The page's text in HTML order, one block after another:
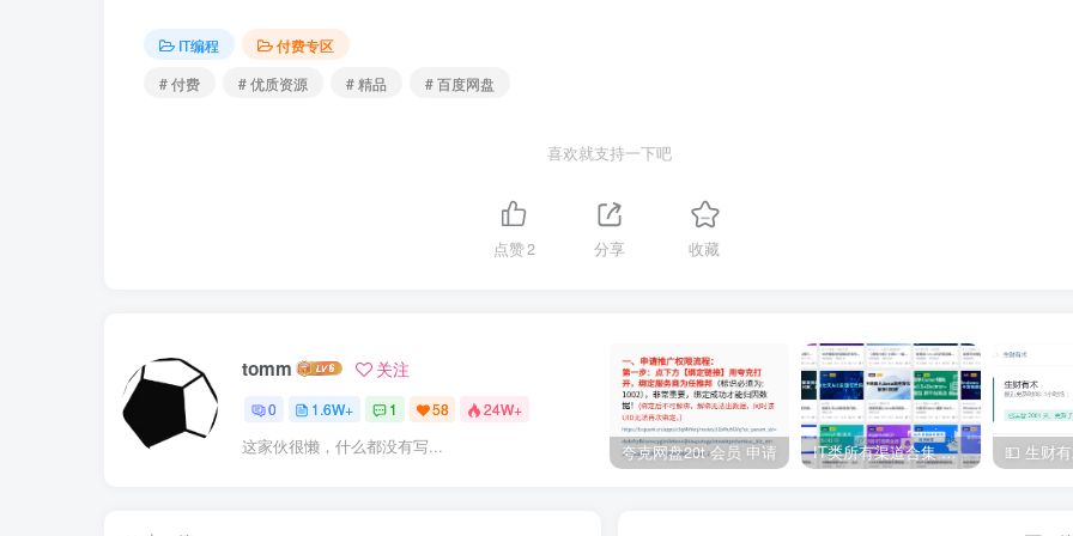
IT编程
付费专区
# 付费
# 优质资源 # 精品 # 百度网盘
喜欢就支持一下吧
点赞2 分享 收藏
tomm 关注
0 1.6W+ 1 58 24W+
这家伙很懒，什么都没有写... 夸克网盘20t 会员 申请 IT类所有渠道合集 持续日更，目前近四千多条资源 年费用户微信私信获取权限